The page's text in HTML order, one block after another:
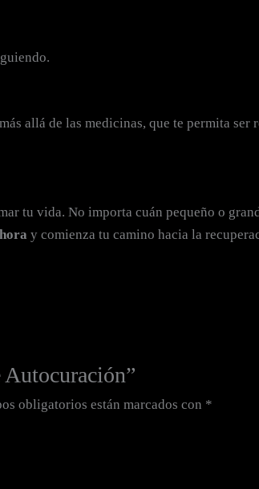
allá de las medicinas, que te permita
tu vida. No importa cuán pequeño o
y comienza tu camino hacia la
obligatorios están marcados con *